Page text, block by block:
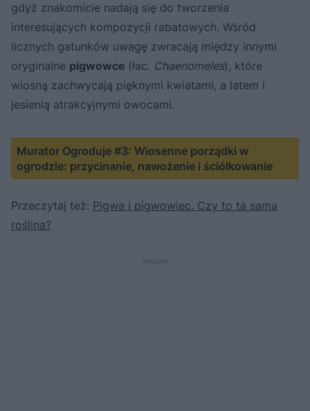
gdyż znakomicie nadają się do tworzenia
interesujących kompozycji rabatowych. Wśród
licznych gatunków uwagę zwracają między innymi
oryginalne pigwowce (łac. Chaenomeles), które
wiosną zachwycają pięknymi kwiatami, a latem i
jesienią atrakcyjnymi owocami.
Murator Ogroduje #3: Wiosenne porządki w
ogrodzie: przycinanie, nawożenie i ściółkowanie
Przeczytaj też: Pigwa i pigwowiec. Czy to ta sama
roślina?